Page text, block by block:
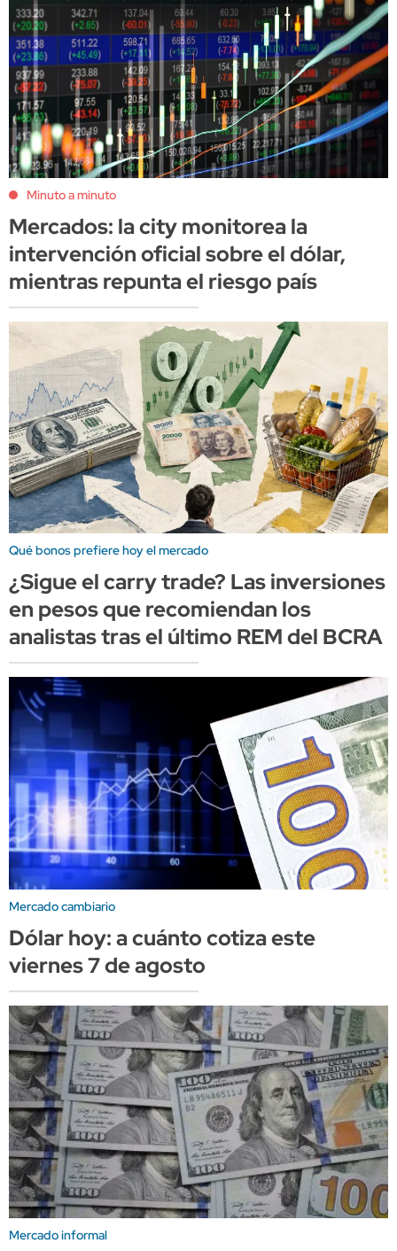
Minuto a minuto
Mercados: la city monitorea la
intervención oficial sobre el dólar,
mientras repunta el riesgo país
Qué bonos prefiere hoy el mercado
¿Sigue el carry trade? Las inversiones
en pesos que recomiendan los
analistas tras el último REM del BCRA
Mercado cambiario
Dólar hoy: a cuánto cotiza este
viernes 7 de agosto
Mercado informal